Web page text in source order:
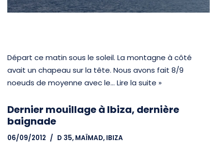
Départ ce matin sous le soleil. La montagne à côté
avait un chapeau sur la tête. Nous avons fait 8/9
noeuds de moyenne avec le… Lire la suite »
Dernier mouillage à Ibiza, dernière
baignade
06/09/2012 D 35, MAÏMAD, IBIZA